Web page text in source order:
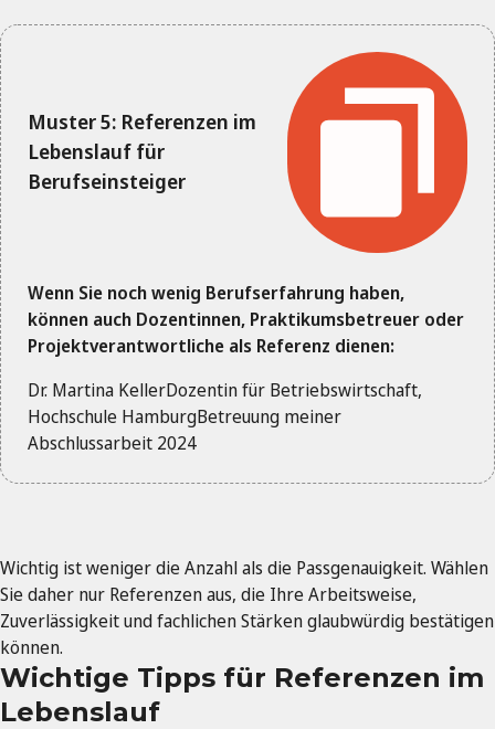
Muster 5: Referenzen im
Lebenslauf für
Berufseinsteiger
Wenn Sie noch wenig Berufserfahrung haben,
können auch Dozentinnen, Praktikumsbetreuer oder
Projektverantwortliche als Referenz dienen:
Dr. Martina KellerDozentin für Betriebswirtschaft,
Hochschule HamburgBetreuung meiner
Abschlussarbeit 2024
Wichtig ist weniger die Anzahl als die Passgenauigkeit. Wählen
Sie daher nur Referenzen aus, die Ihre Arbeitsweise,
Zuverlässigkeit und fachlichen Stärken glaubwürdig bestätigen
können.
Wichtige Tipps für Referenzen im
Lebenslauf